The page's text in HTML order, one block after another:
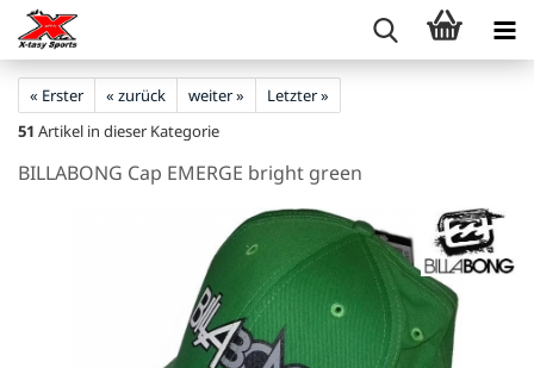
« Erster « zurück weiter »
Letzter »
51 Artikel in dieser Kategorie
BILLABONG Cap EMERGE bright green